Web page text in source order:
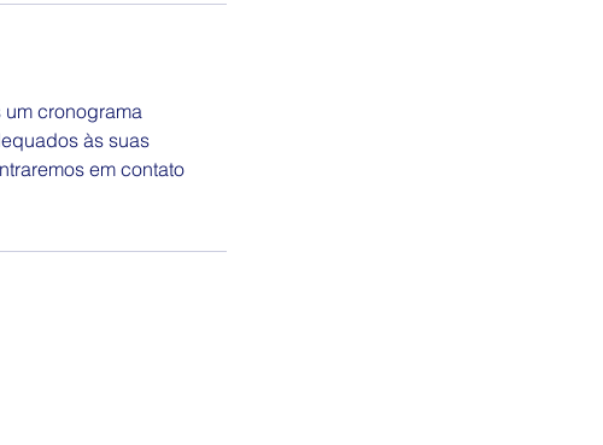
cronograma
às suas
em contato